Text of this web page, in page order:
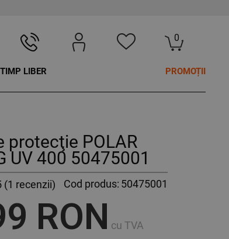
0
LIBER PROMOȚII
protecţie POLAR
UV 400 50475001
(1 recenzii) Cod produs: 50475001
RON cu TVA